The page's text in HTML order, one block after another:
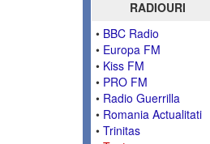
RADIOURI
• BBC Radio
• Europa FM
• Kiss FM
• PRO FM
• Radio Guerrilla
• Romania Actualitati
• Trinitas